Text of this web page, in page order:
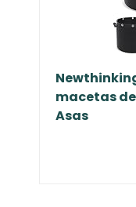
macetas
Asas